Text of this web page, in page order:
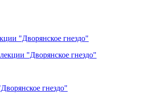
"Дворянское гнездо"
гнездо"